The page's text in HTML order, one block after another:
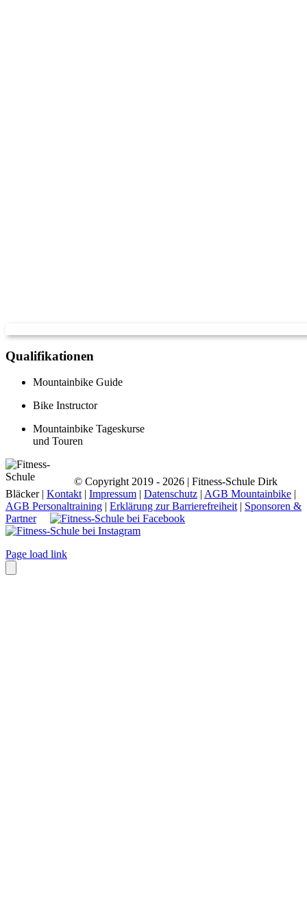
Qualifikationen
Mountainbike Guide
Bike Instructor
Mountainbike Tageskurse
und Touren
© Copyright 2019 - 2026 | Fitness-Schule Dirk
Bläcker | Kontakt| Impressum | Datenschutz | AGB Mountainbike |
AGB Personaltraining | Erklärung zur Barrierefreiheit| Sponsoren &
Partner
Page load link